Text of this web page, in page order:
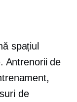
spațiul
Antrenorii de
de